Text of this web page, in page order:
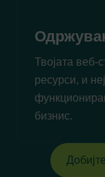
Твојата веб-
ресурси, и
бизнис.